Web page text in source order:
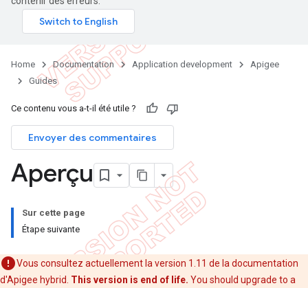
Home Documentation Application development
Apigee
Guides
Ce contenu vous a-t-il été utile ?
Envoyer des commentaires
Aperçu
Sur cette page
Étape suivante
Vous consultez actuellement la version 1.11 de la documentation
d'Apigee hybrid. This version is end of life. You should upgrade to a